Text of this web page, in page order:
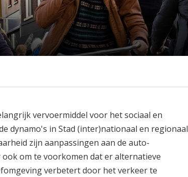
vervoermiddel voor het sociaal en
dynamo's in Stad (inter)nationaal en regionaal
zijn aanpassingen aan de auto-
om te voorkomen dat er alternatieve
verbetert door het verkeer te